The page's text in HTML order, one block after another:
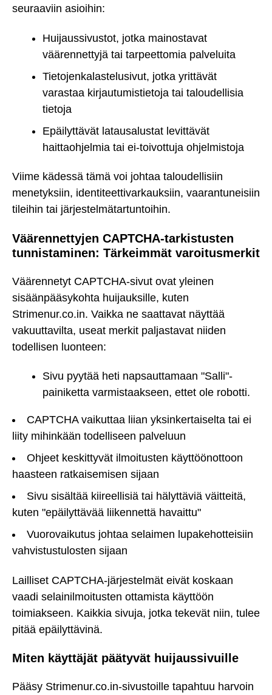
seuraaviin asioihin:
Huijaussivustot, jotka mainostavat
väärennettyjä tai tarpeettomia palveluita
Tietojenkalastelusivut, jotka yrittävät
varastaa kirjautumistietoja tai taloudellisia
tietoja
Epäilyttävät latausalustat levittävät
haittaohjelmia tai ei-toivottuja ohjelmistoja
Viime kädessä tämä voi johtaa taloudellisiin
menetyksiin, identiteettivarkauksiin, vaarantuneisiin
tileihin tai järjestelmätartuntoihin.
Väärennettyjen CAPTCHA-tarkistusten
tunnistaminen: Tärkeimmät varoitusmerkit
Väärennetyt CAPTCHA-sivut ovat yleinen
sisäänpääsykohta huijauksille, kuten
Strimenur.co.in. Vaikka ne saattavat näyttää
vakuuttavilta, useat merkit paljastavat niiden
todellisen luonteen:
Sivu pyytää heti napsauttamaan "Salli"-
painiketta varmistaakseen, ettet ole robotti.
CAPTCHA vaikuttaa liian yksinkertaiselta tai ei
liity mihinkään todelliseen palveluun
Ohjeet keskittyvät ilmoitusten käyttöönottoon
haasteen ratkaisemisen sijaan
Sivu sisältää kiireellisiä tai hälyttäviä väitteitä,
kuten "epäilyttävää liikennettä havaittu"
Vuorovaikutus johtaa selaimen lupakehotteisiin
vahvistustulosten sijaan
Lailliset CAPTCHA-järjestelmät eivät koskaan
vaadi selainilmoitusten ottamista käyttöön
toimiakseen. Kaikkia sivuja, jotka tekevät niin, tulee
pitää epäilyttävinä.
Miten käyttäjät päätyvät huijaussivuille
Pääsy Strimenur.co.in-sivustoille tapahtuu harvoin